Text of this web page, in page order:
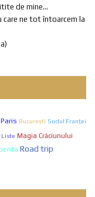
de mine...
care ne tot întoarcem la
Paris Bucureşti Sudul Franței
Liste Magia Crăciunului
Road trip